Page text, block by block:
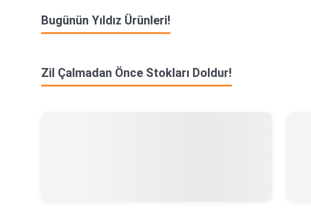
Bugünün Yıldız Ürünleri!
Zil Çalmadan Önce Stokları Doldur!